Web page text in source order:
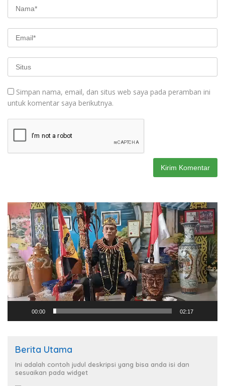
Simpan nama, email, dan situs web saya pada peramban ini
untuk komentar saya berikutnya.
Pemutar
Video
00:00 02:17
Berita Utama
Ini adalah contoh judul deskripsi yang bisa anda isi dan
sesuaikan pada widget